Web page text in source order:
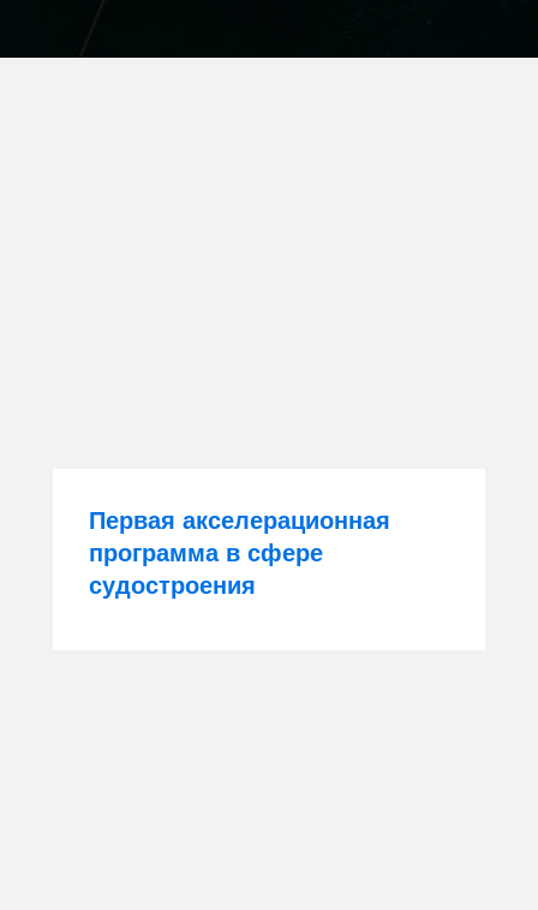
Первая акселерационная
программа в сфере
судостроения